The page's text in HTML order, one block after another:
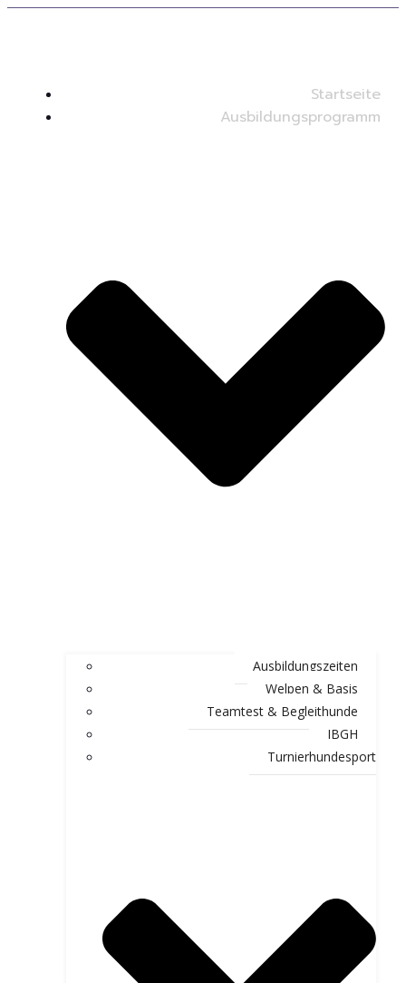
Startseite
Ausbildungsprogramm
Ausbildungszeiten
Welpen & Basis
Teamtest & Begleithunde
IBGH
Turnierhundesport